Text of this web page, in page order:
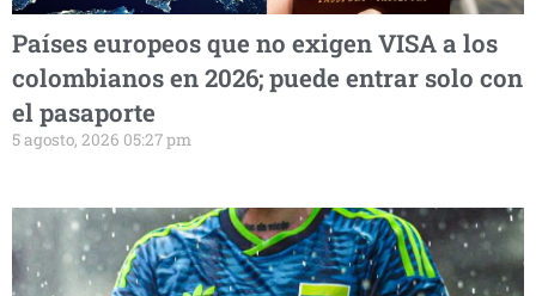
Países europeos que no exigen VISA a los
colombianos en 2026; puede entrar solo con
el pasaporte
5 agosto, 2026 05:27 pm